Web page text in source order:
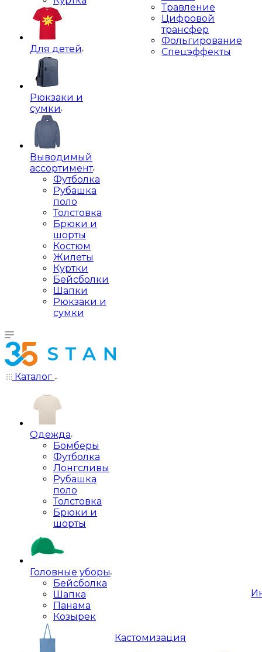
Для детей
Рюкзаки и
сумки
Выводимый
ассортимент
Футболка
Рубашка
поло
Толстовка
Брюки и
шорты
Костюм
Жилеты
Куртки
Бейсболки
Шапки
Рюкзаки и
сумки
Травление
Цифровой
трансфер
Фольгирование
Спецэффекты
Каталог
Одежда
Бомберы
Футболка
Лонгсливы
Рубашка
поло
Толстовка
Брюки и
шорты
Головные уборы
Бейсболка
Шапка
Панама
Козырек
Кастомизация